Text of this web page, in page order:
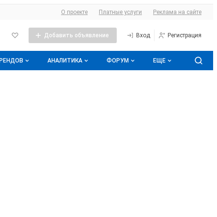
О сайте
О проекте Платные услуги Реклама на сайте
Добавить объявление Вход Регистрация
АНАЛИТИКА ФОРУМ ЕЩЕ